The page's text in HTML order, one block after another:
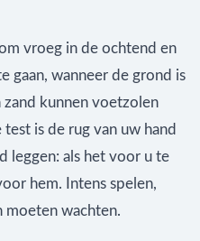
vroeg in de ochtend en
gaan, wanneer de grond is
kunnen voetzolen
is de rug van uw hand
leggen: als het voor u te
hem. Intens spelen,
moeten wachten.